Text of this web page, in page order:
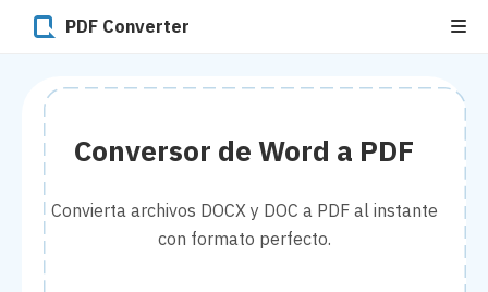
PDF Converter
Conversor de Word a PDF
Convierta archivos DOCX y DOC a PDF al instante
con formato perfecto.